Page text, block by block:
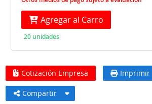
Agregar al Carro
20 unidades
Cotización Empresa Imprimir
Compartir